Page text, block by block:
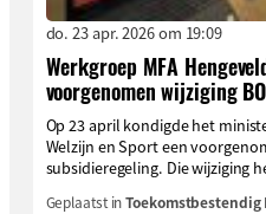
do. 23 apr. 2026 om 19:09
Werkgroep MFA
voorgenomen wijziging
Op 23 april kondigde het
Welzijn en Sport een
subsidieregeling. Die wijziging
Geplaatst inToekomstbestendig